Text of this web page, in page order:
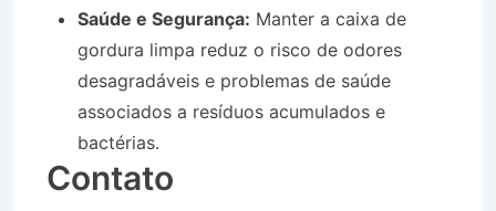
Saúde e Segurança: Manter a caixa de
gordura limpa reduz o risco de odores
desagradáveis e problemas de saúde
associados a resíduos acumulados e
bactérias.
Contato